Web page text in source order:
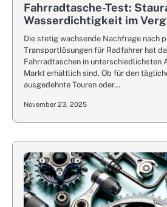
Fahrradtasche-Test:
Wasserdichtigkeit im
Die stetig wachsende Nachfrage nach
Transportlösungen für Radfahrer hat
Fahrradtaschen in unterschiedlichsten
Markt erhältlich sind. Ob für den
ausgedehnte Touren oder…
November 23, 2025